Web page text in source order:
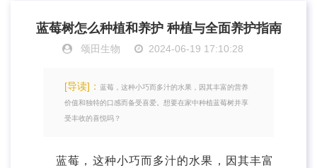
蓝莓树怎么种植和养护 种植与全面养护指南
颂田生物 2024-06-19 17:10:28
[导读]：
蓝莓，这种小巧而多汁的水果，因其丰富的营养
价值和独特的口感而备受喜爱。想要在家中种植蓝莓树并享
受丰收的喜悦吗？
蓝莓，这种小巧而多汁的水果，因其丰富